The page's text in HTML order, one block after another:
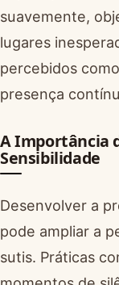
suavemente,
lugares
percebidos
presença
A Importância
Sensibilidade
Desenvolver a
pode ampliar a
sutis. Práticas